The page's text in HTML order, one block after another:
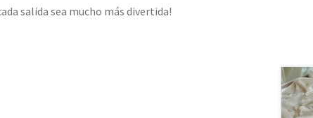
salida sea mucho más divertida!